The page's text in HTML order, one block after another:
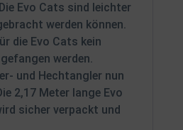
Evo Cats sind leichter
werden können.
die Evo Cats kein
werden.
und Hechtangler nun
2,17 Meter lange Evo
sicher verpackt und